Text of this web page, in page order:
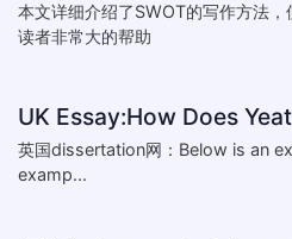
本文详细介绍了SWOT的写作方法
读者非常大的帮助
英国dissertation网：Below is an
examp...